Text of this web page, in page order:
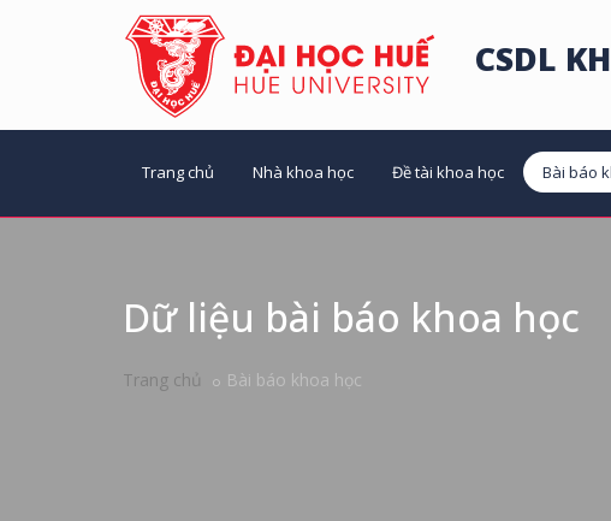
CSDL
Trang chủ Nhà khoa học Đề tài khoa học Bài báo
Dữ liệu bài báo khoa học
Trang chủ Bài báo khoa học